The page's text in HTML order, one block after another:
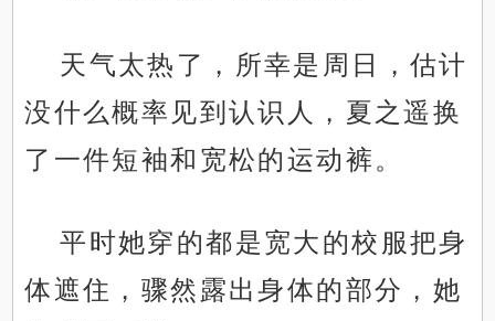
天气太热了，所幸是周日，估计
没什么概率见到认识人，夏之遥换
了一件短袖和宽松的运动裤。
平时她穿的都是宽大的校服把身
体遮住，骤然露出身体的部分，她